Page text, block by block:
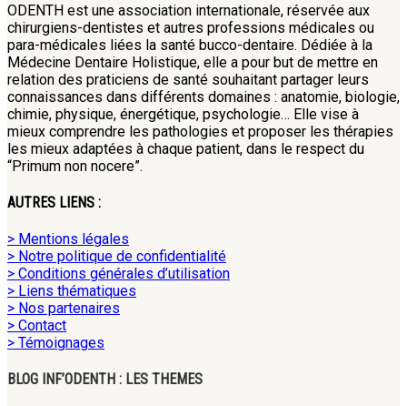
ODENTH est une association internationale, réservée aux
chirurgiens-dentistes et autres professions médicales ou
para-médicales liées la santé bucco-dentaire. Dédiée à la
Médecine Dentaire Holistique, elle a pour but de mettre en
relation des praticiens de santé souhaitant partager leurs
connaissances dans différents domaines : anatomie, biologie,
chimie, physique, énergétique, psychologie… Elle vise à
mieux comprendre les pathologies et proposer les thérapies
les mieux adaptées à chaque patient, dans le respect du
“Primum non nocere”.
AUTRES LIENS :
> Mentions légales
> Notre politique de confidentialité
> Conditions générales d’utilisation
> Liens thématiques
> Nos partenaires
> Contact
> Témoignages
BLOG INF’ODENTH : LES THEMES